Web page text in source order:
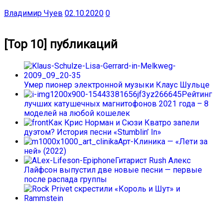
Владимир Чуев 02.10.2020 0
[Top 10] публикаций
Умер пионер электронной музыки Клаус Шульце
Рейтинг
лучших катушечных магнитофонов 2021 года – 8
моделей на любой кошелек
Как Крис Норман и Сюзи Кватро запели
дуэтом? История песни «Stumblin’ In»
Арт-Клиника — «Лети за
ней» (2022)
Гитарист Rush Алекс
Лайфсон выпустил две новые песни — первые
после распада группы